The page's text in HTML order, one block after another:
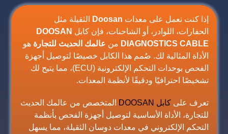
إذا كنت تعمل على معدات Doosan
الثقيلة مثل
الحفارات، اللوادر، أو الشاحنات، فإن كابل DOOSAN
DIAGNOSTICS CABLE من عالمك الحديث للتجارة هو
الأداة المثالية لك. صُمم هذا الكابل خصيصًا لتوصيل أجهزة
الفحص بوحدات التحكم الإلكترونية (ECU)، مما يتيح لك
تشخيصًا احترافيًا ودقيقًا لأنظمة المعدات.
تعرف علىكابل DOOSAN
المتخصص من عالمك الحديث
للتجارة، الأداة الأساسية لتوصيل أجهزة الفحص بأنظمة
التحكم الإلكتروني في معدات دوسان الثقيلة، مما يسهل